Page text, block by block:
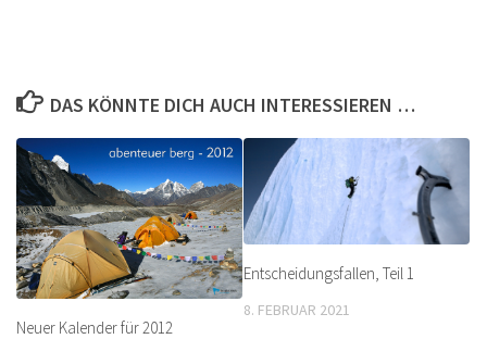
DAS KÖNNTE DICH AUCH INTERESSIEREN …
Neuer Kalender für 2012
Entscheidungsfallen, Teil 1
8. FEBRUAR 2021